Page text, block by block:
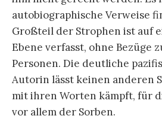
autobiographische Verweise
Großteil der Strophen ist auf
Ebene verfasst, ohne Bezüge
Personen. Die deutliche
Autorin lässt keinen anderen
mit ihren Worten kämpft, für
vor allem der Sorben.